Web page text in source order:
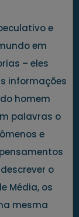
e
em
– eles
informações
homem
palavras o
e
o
Média, os
mesma